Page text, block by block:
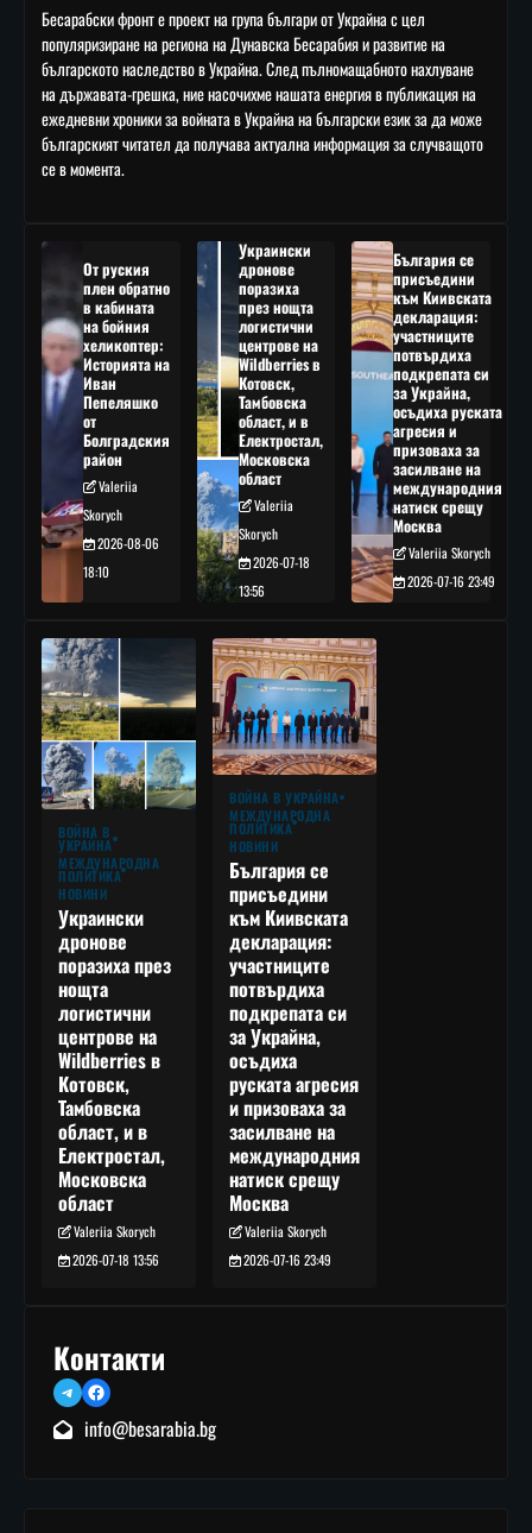
Бесарабски фронт е проект на група българи от Украйна с цел
популяризиране на региона на Дунавска Бесарабия и развитие на
българското наследство в Украйна. След пълномащабното нахлуване
на държавата-грешка, ние насочихме нашата енергия в публикация на
ежедневни хроники за войната в Украйна на български език за да може
българският читател да получава актуална информация за случващото
се в момента.
От руския
плен обратно
в кабината
на бойния
хеликоптер:
Историята на
Иван
Пепеляшко
от
Болградския
район
Valeriia
Skorych
2026-08-06
18:10
Украински
дронове
поразиха
през нощта
логистични
центрове на
Wildberries в
Котовск,
Тамбовска
област, и в
Електростал,
Московска
област
Valeriia
Skorych
2026-07-18
13:56
България се
присъедини
към Киивската
декларация:
участниците
потвърдиха
подкрепата си
за Украйна,
осъдиха руската
агресия и
призоваха за
засилване на
международния
натиск срещу
Москва
Valeriia Skorych
2026-07-16 23:49
ВОЙНА В
УКРАЙНА
МЕЖДУНАРОДНА
ПОЛИТИКА
НОВИНИ
Украински
дронове
поразиха през
нощта
логистични
центрове на
Wildberries в
Котовск,
Тамбовска
област, и в
Електростал,
Московска
област
Valeriia Skorych
2026-07-18 13:56
ВОЙНА В УКРАЙНА
МЕЖДУНАРОДНА
ПОЛИТИКА
НОВИНИ
България се
присъедини
към Киивската
декларация:
участниците
потвърдиха
подкрепата си
за Украйна,
осъдиха
руската агресия
и призоваха за
засилване на
международния
натиск срещу
Москва
Valeriia Skorych
2026-07-16 23:49
Контакти
TelegramFacebook
info@besarabia.bg